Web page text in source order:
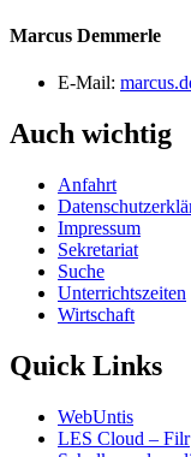
Marcus Demmerle
E-Mail:
Auch wichtig
Anfahrt
Impressum
Sekretariat
Suche
Unterrichtszeiten
Wirtschaft
Quick Links
WebUntis
LES Cloud – Filr